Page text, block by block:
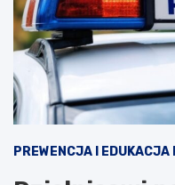
PREWENCJA I